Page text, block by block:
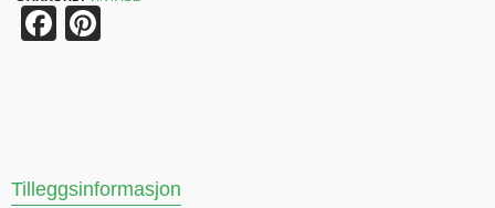
Facebook
Tilleggsinformasjon